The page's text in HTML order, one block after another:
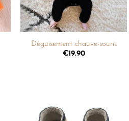
+
Déguisement chauve-souris
€19.90
Ajouter